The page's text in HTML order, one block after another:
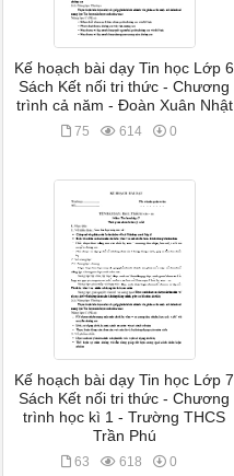
Kế hoạch bài dạy Tin học Lớp 6
Sách Kết nối tri thức - Chương
trình cả năm - Đoàn Xuân Nhật
75 614 0
Kế hoạch bài dạy Tin học Lớp 7
Sách Kết nối tri thức - Chương
trình học kì 1 - Trường THCS
Trần Phú
63 618 0